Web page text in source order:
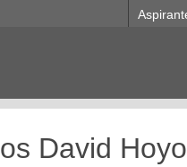
David